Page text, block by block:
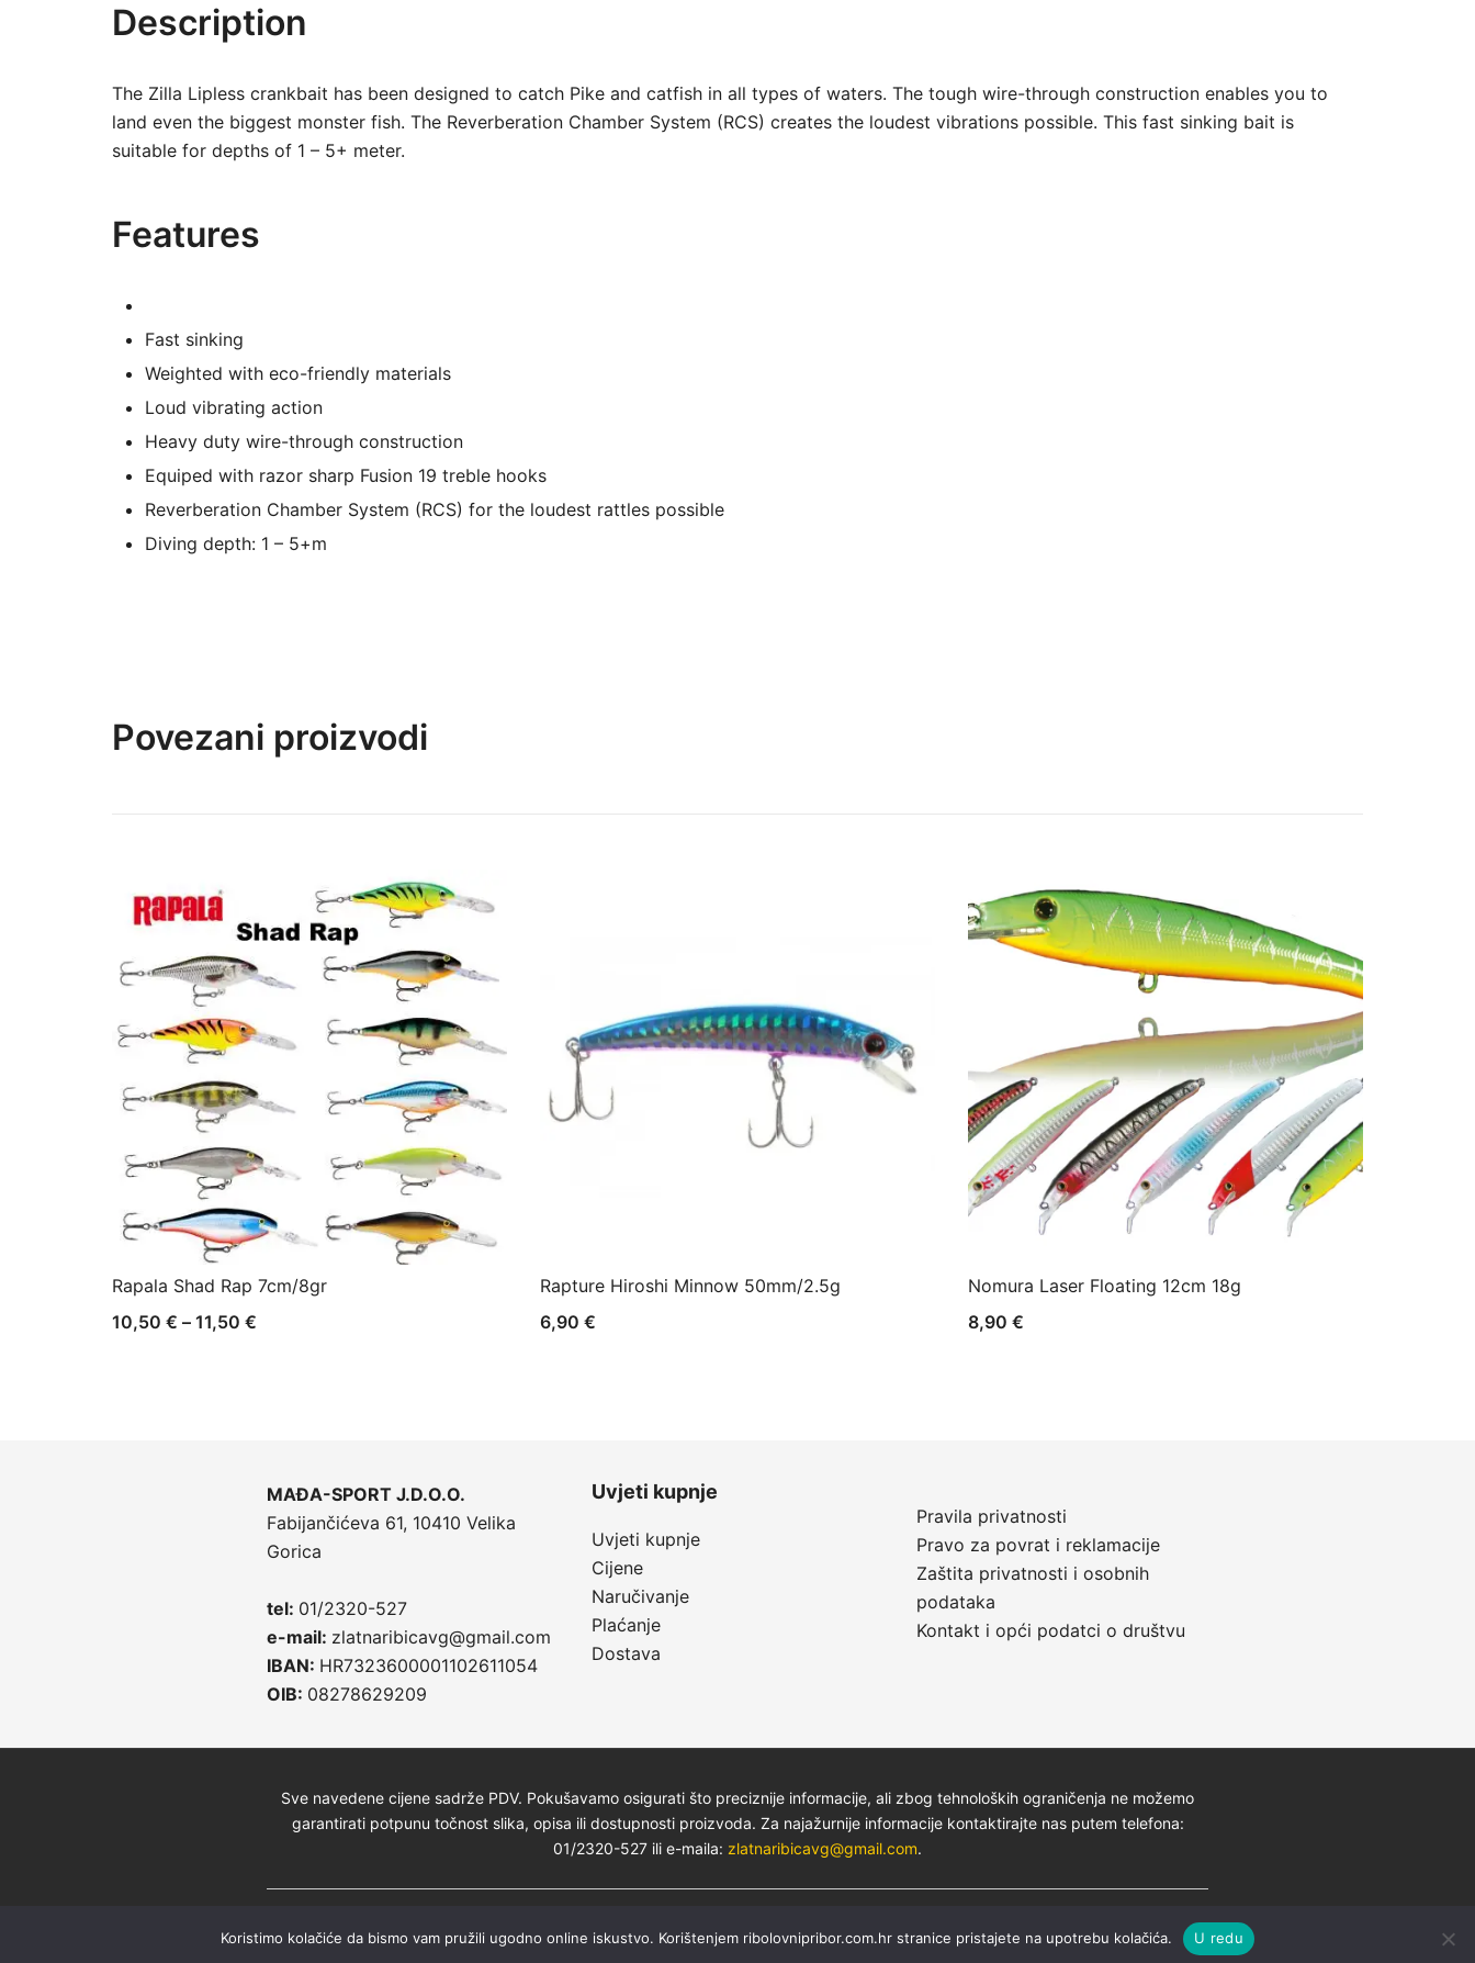
Description
The Zilla Lipless crankbait has been designed to catch Pike and catfish in all types of waters. The tough wire-through construction enables you to
land even the biggest monster fish. The Reverberation Chamber System (RCS) creates the loudest vibrations possible. This fast sinking bait is
suitable for depths of 1 – 5+ meter.
Features
Fast sinking
Weighted with eco-friendly materials
Loud vibrating action
Heavy duty wire-through construction
Equiped with razor sharp Fusion 19 treble hooks
Reverberation Chamber System (RCS) for the loudest rattles possible
Diving depth: 1 – 5+m
Povezani proizvodi
Rapala Shad Rap 7cm/8gr
10,50 € – 11,50 €
Rapture Hiroshi Minnow 50mm/2.5g
6,90 €
Nomura Laser Floating 12cm 18g
8,90 €
MAĐA-SPORT J.D.O.O.
Fabijančićeva 61, 10410 Velika
Gorica
tel: 01/2320-527
e-mail: zlatnaribicavg@gmail.com
IBAN: HR7323600001102611054
OIB: 08278629209
Uvjeti kupnje
Uvjeti kupnje
Cijene
Naručivanje
Plaćanje
Dostava
Pravila privatnosti
Pravo za povrat i reklamacije
Zaštita privatnosti i osobnih
podataka
Kontakt i opći podatci o društvu
Sve navedene cijene sadrže PDV. Pokušavamo osigurati što preciznije informacije, ali zbog tehnoloških ograničenja ne možemo
garantirati potpunu točnost slika, opisa ili dostupnosti proizvoda. Za najažurnije informacije kontaktirajte nas putem telefona:
01/2320-527 ili e-maila: zlatnaribicavg@gmail.com.
© 2026 Zlatna Ribica | Web develop byNASA d.o.o.
Koristimo kolačiće da bismo vam pružili ugodno online iskustvo. Korištenjem ribolovnipribor.com.hr stranice pristajete na upotrebu kolačića. U redu